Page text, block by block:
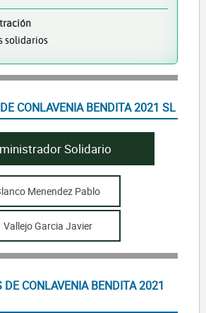
solidarios
CONLAVENIA BENDITA 2021 SL
Solidario
Menendez Pablo
Vallejo Garcia Javier
DE CONLAVENIA BENDITA 2021